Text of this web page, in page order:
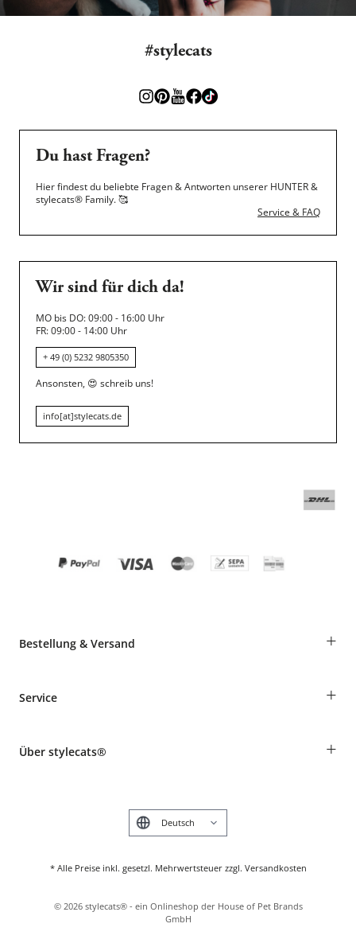
#stylecats
Du hast Fragen?
Hier findest du beliebte Fragen & Antworten unserer HUNTER &
stylecats® Family.🥰
Service & FAQ
Wir sind für dich da!
MO bis DO: 09:00 - 16:00 Uhr
FR: 09:00 - 14:00 Uhr
+ 49 (0) 5232 9805350
Ansonsten, 😍 schreib uns!
info[at]stylecats.de
Bestellung & Versand +
Informationen zur Lieferung
Produkte reklamieren und zurücksenden
Service +
Tierkrankenversicherung
Über stylecats® +
* Alle Preise inkl. gesetzl. Mehrwertsteuer zzgl. Versandkosten
English
© 2026 stylecats® - ein Onlineshop der House of Pet Brands
GmbH